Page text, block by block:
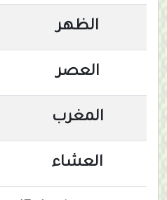
الظهر
العصر
المغرب
العشاء